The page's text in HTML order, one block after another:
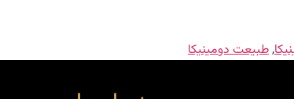
,طبیعت دومینیکا